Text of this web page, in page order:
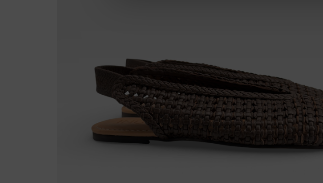
che hanno raccolto dal suo utilizzo dei loro servizi.